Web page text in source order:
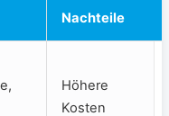
Nachteile
Höhere​
Kosten